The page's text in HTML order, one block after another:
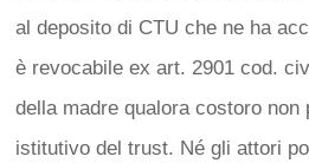
al deposito di CTU che ne ha
è revocabile ex art. 2901 cod.
della madre qualora costoro non
istitutivo del trust. Né gli attori